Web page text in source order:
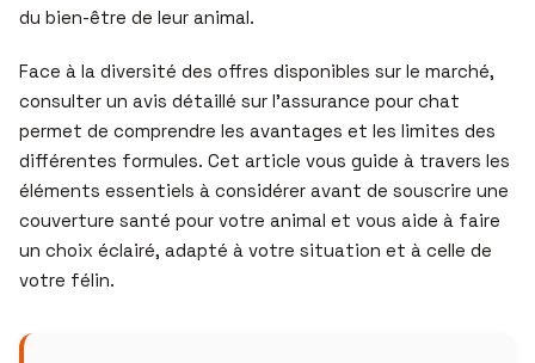
du bien-être de leur animal.
Face à la diversité des offres disponibles sur le marché,
consulter un avis détaillé sur l’assurance pour chat
permet de comprendre les avantages et les limites des
différentes formules. Cet article vous guide à travers les
éléments essentiels à considérer avant de souscrire une
couverture santé pour votre animal et vous aide à faire
un choix éclairé, adapté à votre situation et à celle de
votre félin.